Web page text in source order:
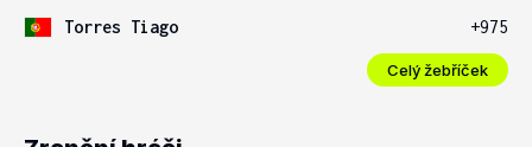
Torres Tiago
+975
Celý žebříček